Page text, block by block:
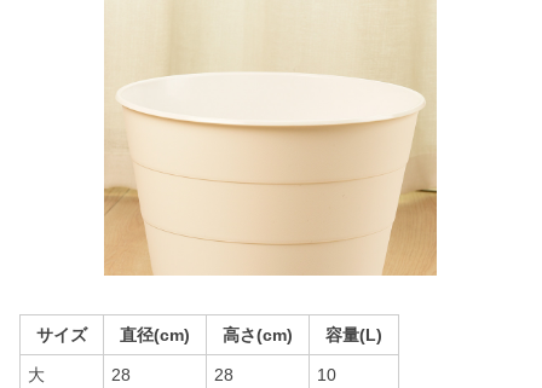
サイズ 直径(cm) 高さ(cm) 容量(L)
大 28 28 10